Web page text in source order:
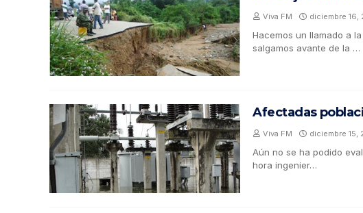
Viva FM diciembre 16,
Hacemos un llamado a
salgamos avante de la …
Afectadas
Viva FM diciembre 15,
Aún no se ha podido
hora ingenier…